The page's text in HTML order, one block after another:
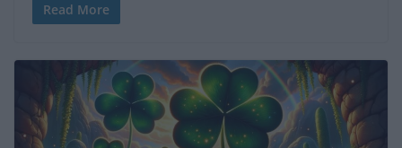
Read More